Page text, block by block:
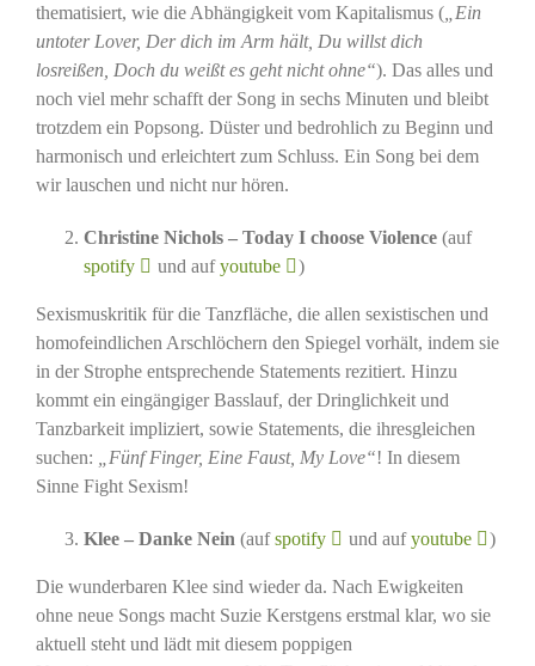
thematisiert, wie die Abhängigkeit vom Kapitalismus („Ein
untoter Lover, Der dich im Arm hält, Du willst dich
losreißen, Doch du weißt es geht nicht ohne“). Das alles und
noch viel mehr schafft der Song in sechs Minuten und bleibt
trotzdem ein Popsong. Düster und bedrohlich zu Beginn und
harmonisch und erleichtert zum Schluss. Ein Song bei dem
wir lauschen und nicht nur hören.
Christine Nichols – Today I choose Violence (auf
spotify
und aufyoutube )
Sexismuskritik für die Tanzfläche, die allen sexistischen und
homofeindlichen Arschlöchern den Spiegel vorhält, indem sie
in der Strophe entsprechende Statements rezitiert. Hinzu
kommt ein eingängiger Basslauf, der Dringlichkeit und
Tanzbarkeit impliziert, sowie Statements, die ihresgleichen
suchen:
„Fünf Finger, Eine Faust, My Love“! In diesem
Sinne Fight Sexism!
Klee – Danke Nein (aufspotify und aufyoutube )
Die wunderbaren Klee sind wieder da. Nach Ewigkeiten
ohne neue Songs macht Suzie Kerstgens erstmal klar, wo sie
aktuell steht und lädt mit diesem poppigen